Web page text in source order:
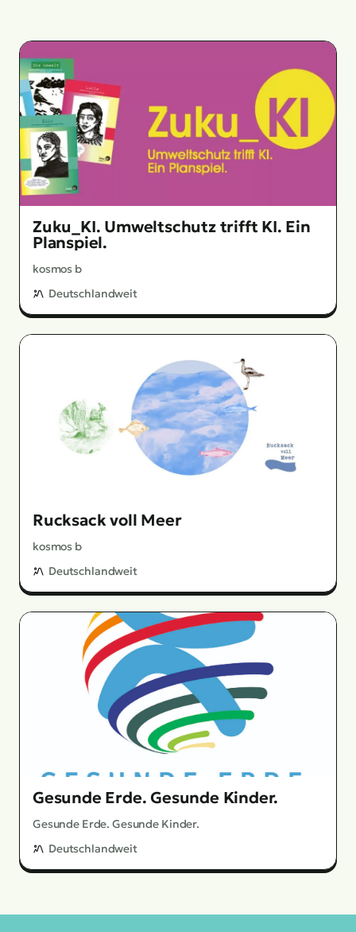
Zuku_KI. Umweltschutz trifft KI. Ein
Planspiel.
kosmos b
Deutschlandweit
Rucksack voll Meer
kosmos b
Deutschlandweit
Gesunde Erde. Gesunde Kinder.
Gesunde Erde. Gesunde Kinder.
Deutschlandweit